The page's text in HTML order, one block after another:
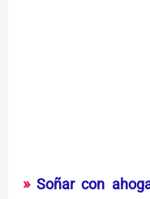
Soñar con